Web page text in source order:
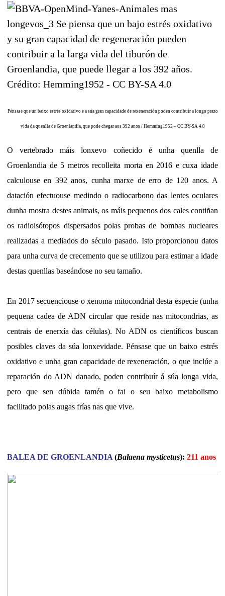
Pénsase que un baixo estrés oxidativo e a súa gran capacidade de rexeneración poden contribuír a longo prazo
vida da quenlla de Groenlandia, que pode chegar aos 392 anos / Hemming1952 – CC BY-SA 4.0
O vertebrado máis lonxevo coñecido é unha quenlla de
Groenlandia de 5 metros recolleita morta en 2016 e cuxa idade
calculouse en 392 anos, cunha marxe de erro de 120 anos. A
datación efectuouse medindo o radiocarbono das lentes oculares
dunha mostra destes animais, os máis pequenos dos cales contiñan
os radioisótopos dispersados polas probas de bombas nucleares
realizadas a mediados do século pasado. Isto proporcionou datos
para unha curva de crecemento que se utilizou para estimar a idade
destas quenllas baseándose no seu tamaño.
En 2017 secuenciouse o xenoma mitocondrial desta especie (unha
pequena cadea de ADN circular que reside nas mitocondrias, as
centrais de enerxía das células). No ADN os científicos buscan
posibles claves da súa lonxevidade. Pénsase que un baixo estrés
oxidativo e unha gran capacidade de rexeneración, o que inclúe a
reparación do ADN danado, poden contribuír á súa longa vida,
pero que sen dúbida tamén o fai o seu baixo metabolismo
facilitado polas augas frías nas que vive.
BALEA DE GROENLANDIA (Balaena mysticetus): 211 anos